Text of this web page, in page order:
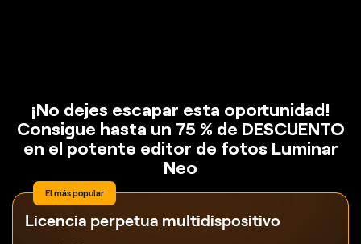
¡No dejes escapar esta oportunidad!
Consigue hasta un 75 % de DESCUENTO
en el potente editor de fotos Luminar
Neo
El más popular
Licencia perpetua multidispositivo